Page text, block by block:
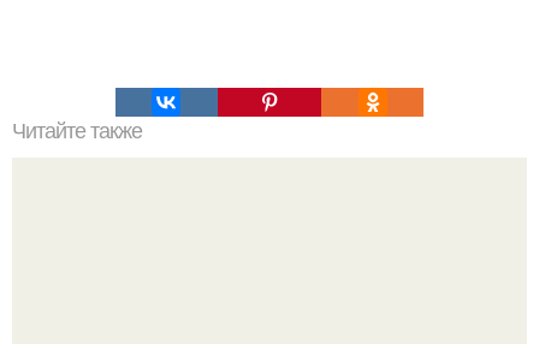
Читайте также